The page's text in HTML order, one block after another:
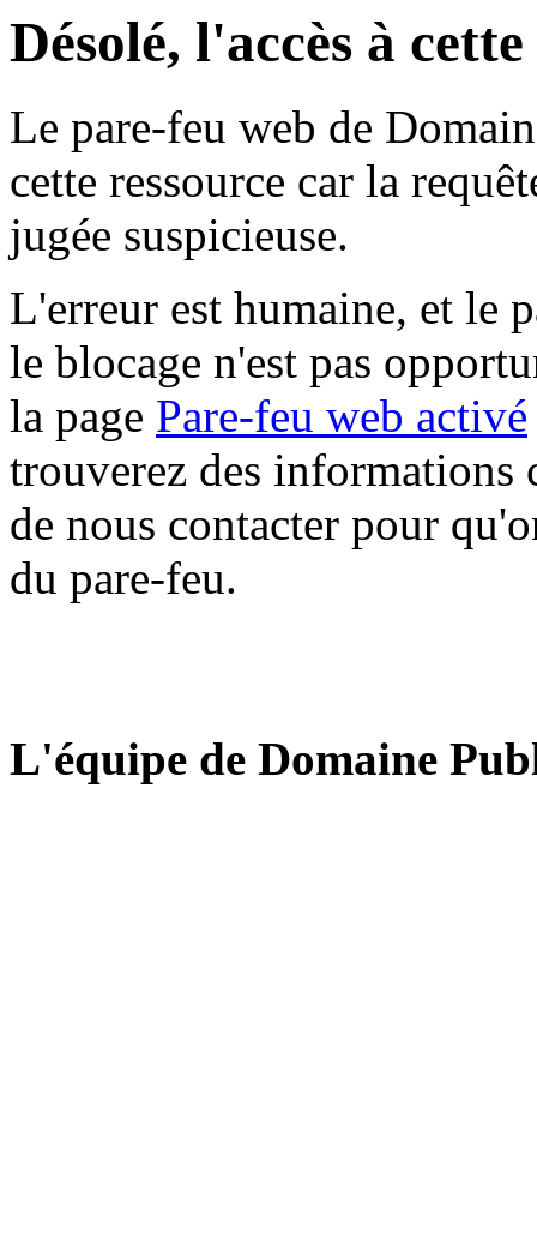
Désolé, l'accès à
Le pare-feu web de
cette ressource car la
jugée suspicieuse.
L'erreur est humaine, et le
le blocage n'est pas
la page Pare-feu web activé
trouverez des informations
de nous contacter pour
du pare-feu.
L'équipe de Domaine